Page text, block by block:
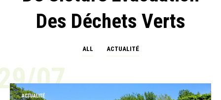
Des Déchets Verts
ALL ACTUALITÉ
07
ACTUALITÉ